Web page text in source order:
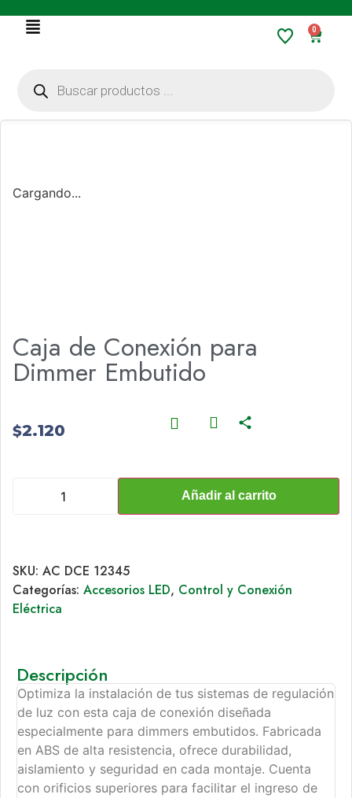
0
Cargando...
Caja de Conexión para
Dimmer Embutido
$2.120
Añadir al carrito
SKU: AC DCE 12345
Categorías: Accesorios LED, Control y Conexión
Eléctrica
Descripción
Optimiza la instalación de tus sistemas de regulación
de luz con esta caja de conexión diseñada
especialmente para dimmers embutidos. Fabricada
en ABS de alta resistencia, ofrece durabilidad,
aislamiento y seguridad en cada montaje. Cuenta
con orificios superiores para facilitar el ingreso de